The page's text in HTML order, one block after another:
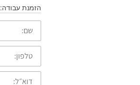
הזמנת עבודה:
שם:
טלפון:
דוא״ל: